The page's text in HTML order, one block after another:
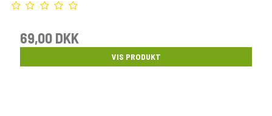
69,00 DKK
VIS PRODUKT